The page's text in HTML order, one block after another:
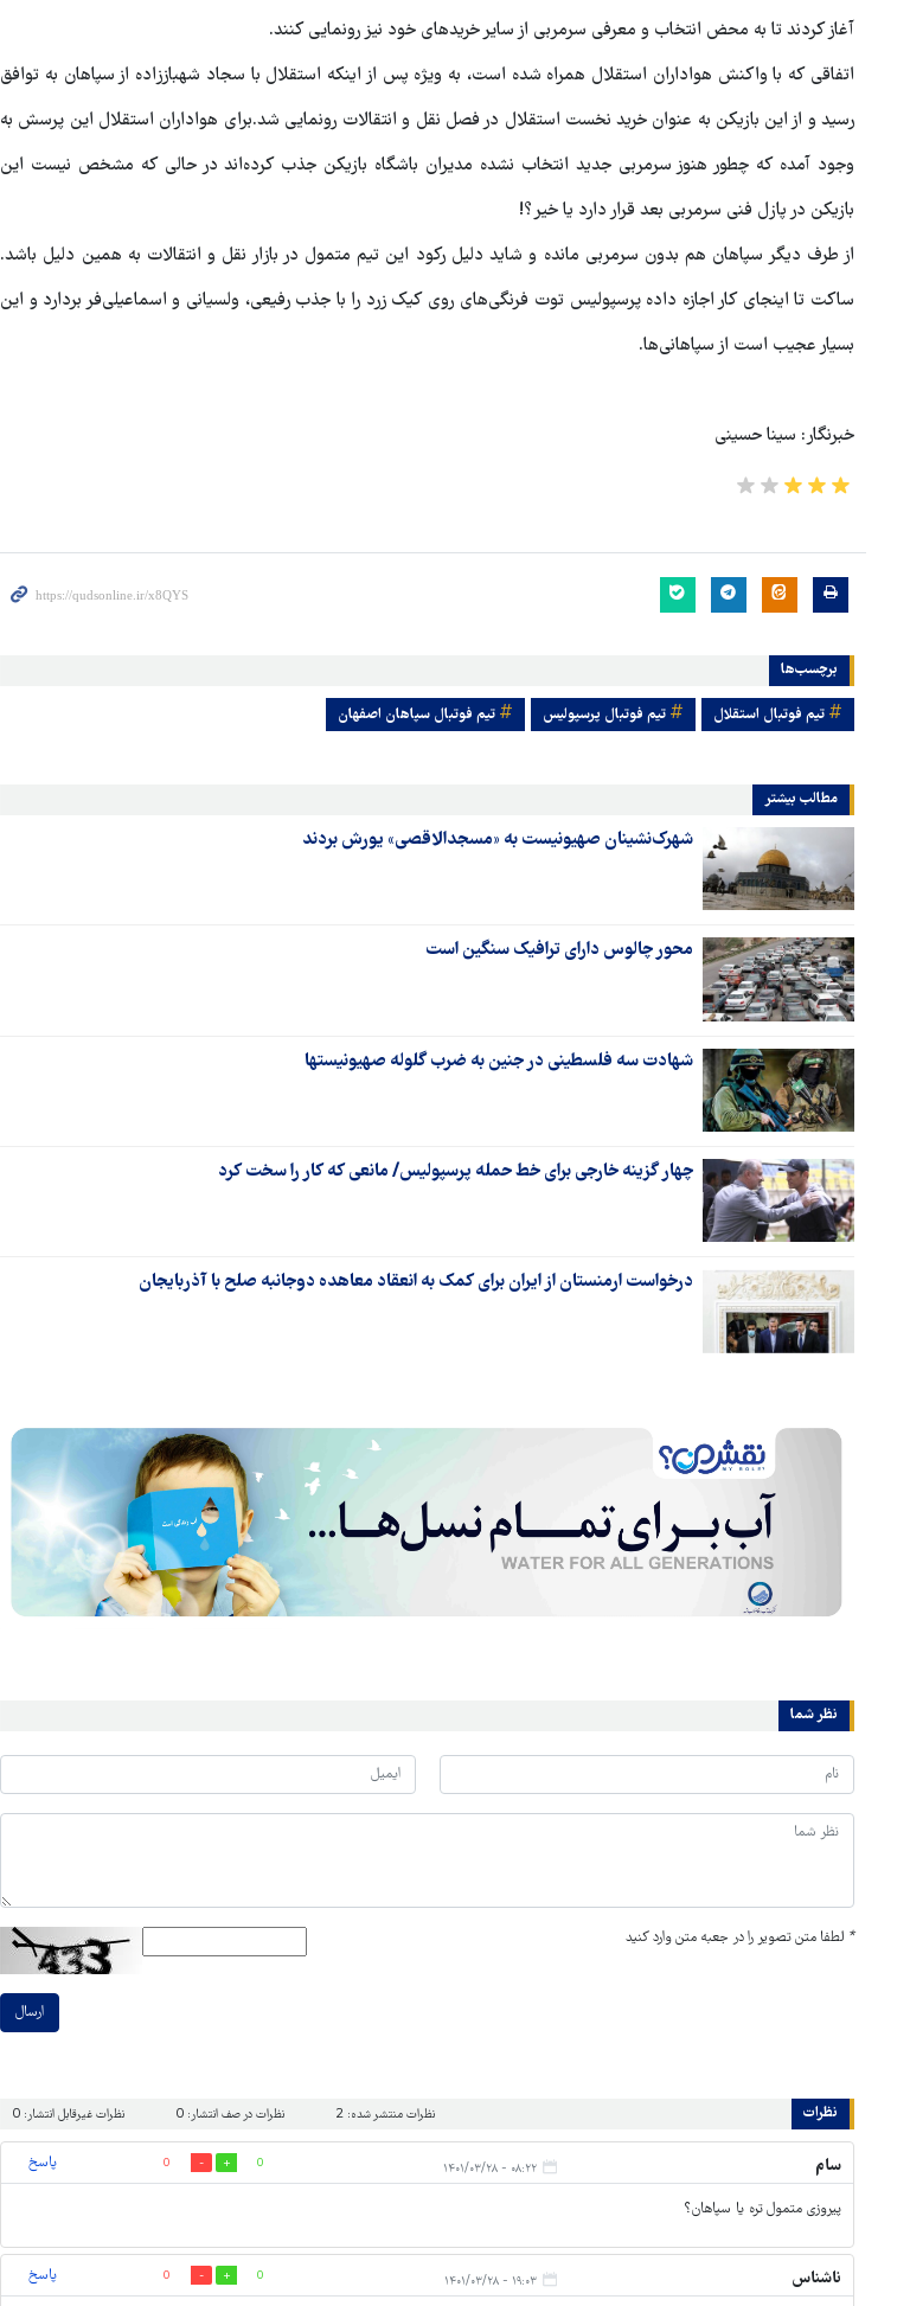
آغاز کردند تا به محض انتخاب و معرفی سرمربی از سایر خریدهای خود نیز رونمایی کنند.
اتفاقی که با واکنش هواداران استقلال همراه شده است، به ویژه پس از اینکه استقلال با سجاد شهباززاده از سپاهان به توافق
رسید و از این بازیکن به عنوان خرید نخست استقلال در فصل نقل و انتقالات رونمایی شد.برای هواداران استقلال این پرسش به
وجود آمده که چطور هنوز سرمربی جدید انتخاب نشده مدیران باشگاه بازیکن جذب کرده‌اند در حالی که مشخص نیست این
بازیکن در پازل فنی سرمربی بعد قرار دارد یا خیر؟!
از طرف دیگر سپاهان هم بدون سرمربی مانده و شاید دلیل رکود این تیم متمول در بازار نقل و انتقالات به همین دلیل باشد.
ساکت تا اینجای کار اجازه داده پرسپولیس توت فرنگی‌های روی کیک زرد را با جذب رفیعی، ولسیانی و اسماعیلی‌فر بردارد و این
بسیار عجیب است از سپاهانی‌ها.
خبرنگار: سینا حسینی
برچسب‌ها
تیم فوتبال استقلال تیم فوتبال پرسپولیس تیم فوتبال سپاهان اصفهان
مطالب بیشتر
شهرک‌نشینان صهیونیست به «مسجدالاقصی» یورش بردند
محور چالوس دارای ترافیک سنگین است
شهادت سه فلسطینی در جنین به ضرب گلوله صهیونیستها
چهار گزینه خارجی برای خط حمله پرسپولیس/ مانعی که کار را سخت کرد
درخواست ارمنستان از ایران برای کمک به انعقاد معاهده دوجانبه صلح با آذربایجان
نظر شما
* لطفا متن تصویر را در جعبه متن وارد کنید
ارسال
نظرات نظرات منتشر شده: 2 نظرات در صف انتشار: 0 نظرات غیرقابل انتشار: 0
سام ۰۸:۲۲ - ۱۴۰۱/۰۳/۲۸ 0
0 پاسخ
پیروزی متمول تره یا سپاهان؟
ناشناس ۱۹:۰۳ - ۱۴۰۱/۰۳/۲۸ 0
0 پاسخ